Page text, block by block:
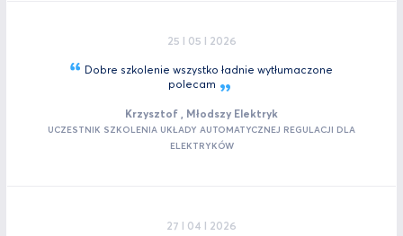
25 I 05 I 2026
Dobre szkolenie wszystko ładnie wytłumaczone
polecam
Krzysztof , Młodszy Elektryk
UCZESTNIK SZKOLENIA UKŁADY AUTOMATYCZNEJ REGULACJI DLA
ELEKTRYKÓW
27 I 04 I 2026